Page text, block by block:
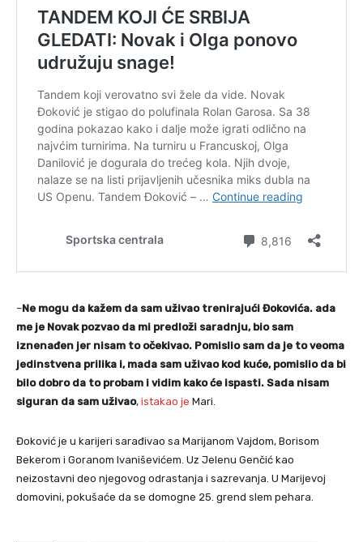
–Ne mogu da kažem da sam uživao trenirajući Đokovića. ada
me je Novak pozvao da mi predloži saradnju, bio sam
iznenađen jer nisam to očekivao. Pomislio sam da je to veoma
jedinstvena prilika i, mada sam uživao kod kuće, pomislio da bi
bilo dobro da to probam i vidim kako će ispasti. Sada nisam
siguran da sam uživao, istakao je Mari.
Đoković je u karijeri sarađivao sa Marijanom Vajdom, Borisom
Bekerom i Goranom Ivaniševićem. Uz Jelenu Genčić kao
neizostavni deo njegovog odrastanja i sazrevanja. U Marijevoj
domovini, pokušaće da se domogne 25. grend slem pehara.